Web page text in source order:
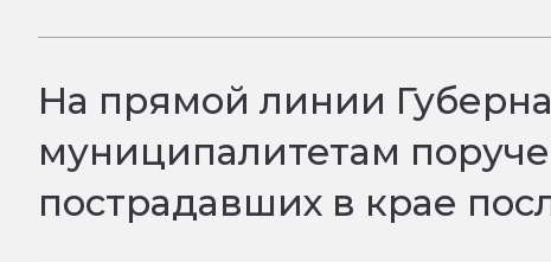
На прямой линии
муниципалитетам
пострадавших в крае